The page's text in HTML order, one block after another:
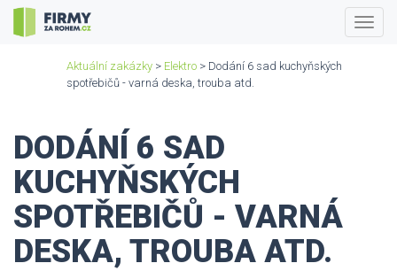
Aktuální zakázky > Elektro > Dodání 6 sad kuchyňských
spotřebičů - varná deska, trouba atd.
DODÁNÍ 6 SAD
KUCHYŇSKÝCH
SPOTŘEBIČŮ - VARNÁ
DESKA, TROUBA ATD.